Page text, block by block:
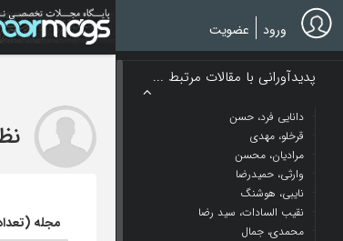
Skip
to
main
ورود عضویت
پدیدآورانی با مقالات مرتبط ...
دانایی فرد، حسن
قرخلو، مهدی
مرادیان، محسن
وارثی، حمیدرضا
نایبی، هوشنگ
نقیب السادات، سید رضا
محمدی، جمال
مجله